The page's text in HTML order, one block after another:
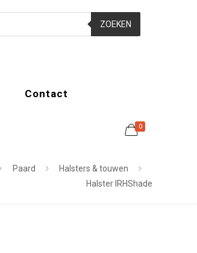
Contact
ZOEKEN
0
Paard
Halsters & touwen
Halster IRHShade